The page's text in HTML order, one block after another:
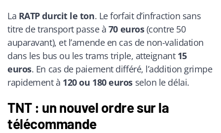
La RATP durcit le ton. Le forfait d’infraction sans
titre de transport passe à 70 euros(contre 50
auparavant), et l’amende en cas de non-validation
dans les bus ou les trams triple, atteignant 15
euros. En cas de paiement différé, l’addition grimpe
rapidement à 120 ou 180 eurosselon le délai.
TNT : un nouvel ordre sur la
télécommande